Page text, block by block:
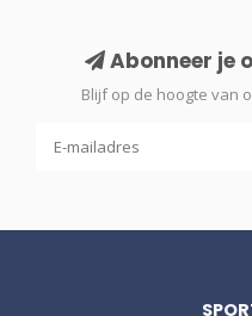
Abonneer je
Blijf op de hoogte van